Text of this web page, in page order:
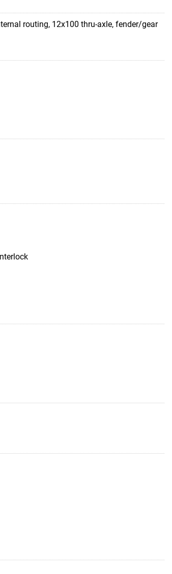
routing, 12x100 thru-axle, fender/gear